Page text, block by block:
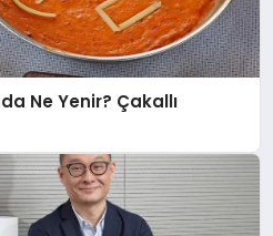
Ne Yenir? Çakallı